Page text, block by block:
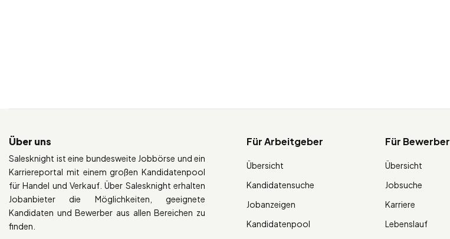
Über uns
Salesknight ist eine bundesweite Jobbörse und ein
Karriereportal mit einem großen Kandidatenpool
für Handel und Verkauf. Über Salesknight erhalten
Jobanbieter die Möglichkeiten, geeignete
Kandidaten und Bewerber aus allen Bereichen zu
finden.
Für Arbeitgeber
Übersicht
Kandidatensuche
Jobanzeigen
Kandidatenpool
Für Bewerber
Übersicht
Jobsuche
Karriere
Lebenslauf